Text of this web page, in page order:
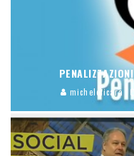
micheleficara